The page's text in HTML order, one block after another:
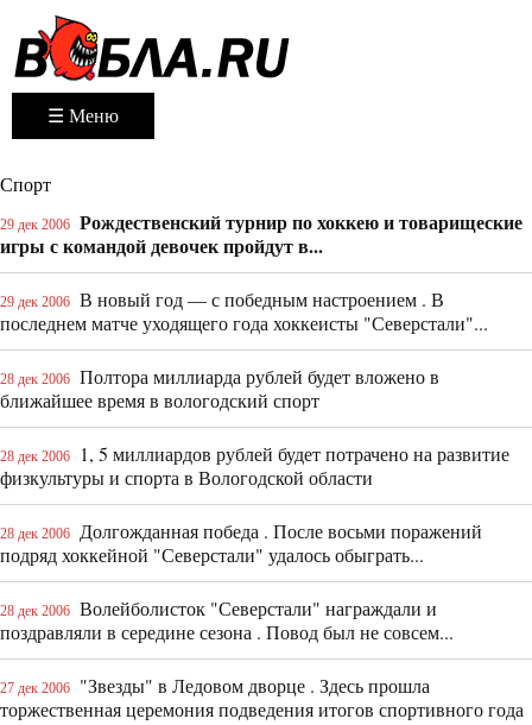
☰ Меню
Спорт
29 дек 2006 Рождественский турнир по хоккею и товарищеские
игры с командой девочек пройдут в...
29 дек 2006 В новый год — с победным настроением . В
последнем матче уходящего года хоккеисты "Северстали"...
28 дек 2006 Полтора миллиарда рублей будет вложено в
ближайшее время в вологодский спорт
28 дек 2006
1, 5 миллиардов рублей будет потрачено на развитие
физкультуры и спорта в Вологодской области
28 дек 2006
Долгожданная победа . После восьми поражений
подряд хоккейной "Северстали" удалось обыграть...
28 дек 2006 Волейболисток "Северстали" награждали и
поздравляли в середине сезона . Повод был не совсем...
27 дек 2006
"Звезды" в Ледовом дворце . Здесь прошла
торжественная церемония подведения итогов спортивного года